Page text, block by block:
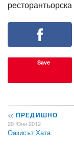
Save
<< ПРЕДИШНО
29 Юни 2012
Оазисът Хата